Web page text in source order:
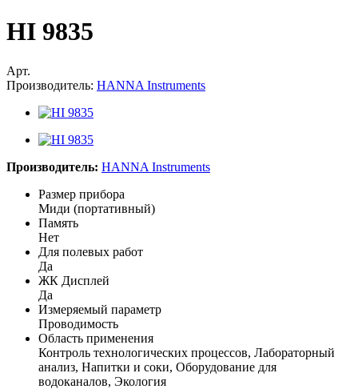
HI 9835
Арт.
Производитель: HANNA Instruments
Производитель: HANNA Instruments
Размер прибора
Миди (портативный)
Память
Нет
Для полевых работ
Да
ЖК Дисплей
Да
Измеряемый параметр
Проводимость
Область применения
Контроль технологических процессов, Лабораторный
анализ, Напитки и соки, Оборудование для
водоканалов, Экология